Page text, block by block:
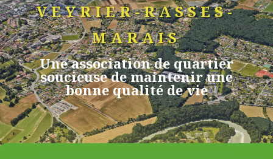
VEYRIER-RASSES-
MARAIS
Une association de quartier
soucieuse de maintenir une
bonne qualité de vie